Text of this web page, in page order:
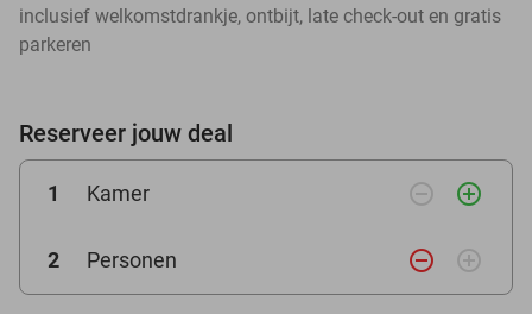
inclusief welkomstdrankje, ontbijt, late check-out en gratis
parkeren
Reserveer jouw deal
1 Kamer remove_circle_outline add_circle_outline
2 Personen remove_circle_outline add_circle_outline